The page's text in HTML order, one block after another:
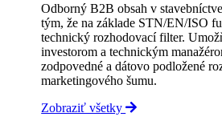
Odborný B2B obsah v
tým, že na základe STN/EN/ISO
technický rozhodovací filter.
investorom a technickým
zodpovedné a dátovo podložené
marketingového šumu.
Zobraziť všetky